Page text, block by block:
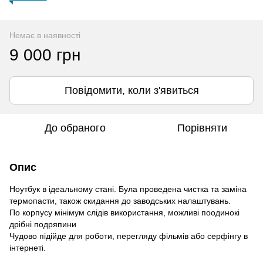
Немає в наявності
9 000 грн
Повідомити, коли з'явиться
До обраного Порівняти
Опис
Ноутбук в ідеальному стані. Була проведена чистка та заміна
термопасти, також скидання до заводських налаштувань.
По корпусу мінімум слідів використання, можливі поодинокі
дрібні подряпини
Чудово підійде для роботи, перегляду фільмів або серфінгу в
інтернеті.